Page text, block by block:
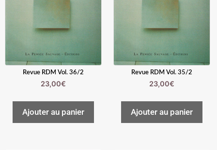
Revue RDM Vol. 36/2
23,00€
Ajouter au panier
Revue RDM Vol. 35/2
23,00€
Ajouter au panier